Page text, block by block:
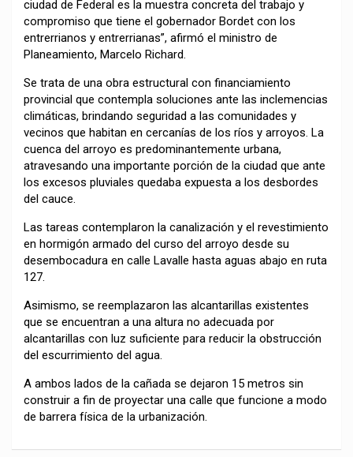
ciudad de Federal es la muestra concreta del trabajo y
compromiso que tiene el gobernador Bordet con los
entrerrianos y entrerrianas”, afirmó el ministro de
Planeamiento, Marcelo Richard.
Se trata de una obra estructural con financiamiento
provincial que contempla soluciones ante las inclemencias
climáticas, brindando seguridad a las comunidades y
vecinos que habitan en cercanías de los ríos y arroyos. La
cuenca del arroyo es predominantemente urbana,
atravesando una importante porción de la ciudad que ante
los excesos pluviales quedaba expuesta a los desbordes
del cauce.
Las tareas contemplaron la canalización y el revestimiento
en hormigón armado del curso del arroyo desde su
desembocadura en calle Lavalle hasta aguas abajo en ruta
127.
Asimismo, se reemplazaron las alcantarillas existentes
que se encuentran a una altura no adecuada por
alcantarillas con luz suficiente para reducir la obstrucción
del escurrimiento del agua.
A ambos lados de la cañada se dejaron 15 metros sin
construir a fin de proyectar una calle que funcione a modo
de barrera física de la urbanización.